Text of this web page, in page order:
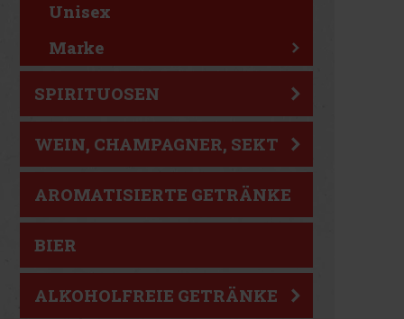
Unisex
Marke
SPIRITUOSEN
WEIN, CHAMPAGNER, SEKT
AROMATISIERTE GETRÄNKE
BIER
ALKOHOLFREIE GETRÄNKE